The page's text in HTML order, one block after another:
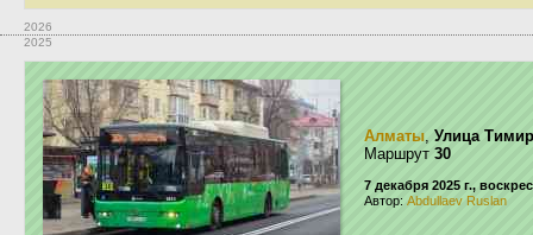
2026
2025
Алматы, Улица
Маршрут 30
7 декабря 2025 г.,
Автор: Abdullaev Ruslan